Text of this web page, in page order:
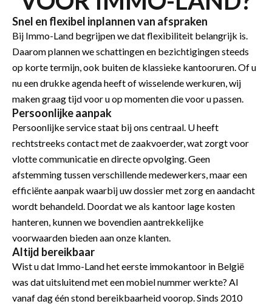
Snel en flexibel inplannen van afspraken
Bij Immo-Land begrijpen we dat flexibiliteit belangrijk is.
Daarom plannen we schattingen en bezichtigingen steeds
op korte termijn, ook buiten de klassieke kantooruren. Of u
nu een drukke agenda heeft of wisselende werkuren, wij
maken graag tijd voor u op momenten die voor u passen.
Persoonlijke aanpak
Persoonlijke service staat bij ons centraal. U heeft
rechtstreeks contact met de zaakvoerder, wat zorgt voor
vlotte communicatie en directe opvolging. Geen
afstemming tussen verschillende medewerkers, maar een
efficiënte aanpak waarbij uw dossier met zorg en aandacht
wordt behandeld. Doordat we als kantoor lage kosten
hanteren, kunnen we bovendien aantrekkelijke
voorwaarden bieden aan onze klanten.
Altijd bereikbaar
Wist u dat Immo-Land het eerste immokantoor in België
was dat uitsluitend met een mobiel nummer werkte? Al
vanaf dag één stond bereikbaarheid voorop. Sinds 2010